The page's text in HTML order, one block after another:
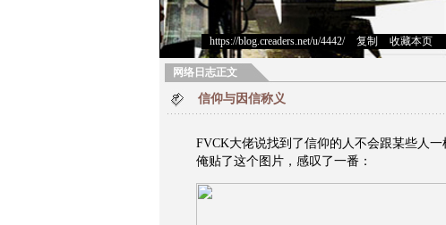
https://blog.creaders.net/u/4442/> 复制 收藏本页
网络日志正文
信仰与因信称义
FVCK大佬说找到了信仰的人不会跟某些人
俺贴了这个图片，感叹了一番：